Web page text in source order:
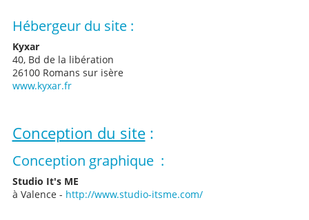
Hébergeur du site :
Kyxar
40, Bd de la libération
26100 Romans sur isère
www.kyxar.fr
Conception du site:
Conception graphique :
Studio It's ME
à Valence - http://www.studio-itsme.com/